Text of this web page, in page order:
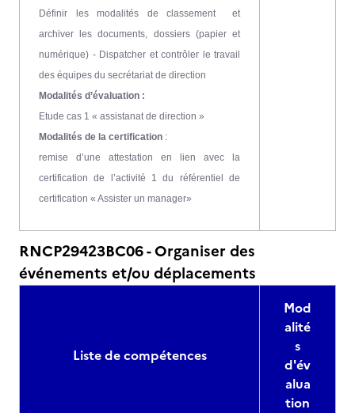
Définir les modalités de classement et
archiver les documents, dossiers (papier et
numérique) - Dispatcher et contrôler le travail
des équipes du secrétariat de direction
Modalités d’évaluation :
Etude cas 1 « assistanat de direction »
Modalités de la certification :
remise d’une attestation en lien avec la
certification de l’activité 1 du référentiel de
certification « Assister un manager»
RNCP29423BC06 - Organiser des
événements et/ou déplacements
Liste de compétences
Mod
alité
s
d'év
alua
tion